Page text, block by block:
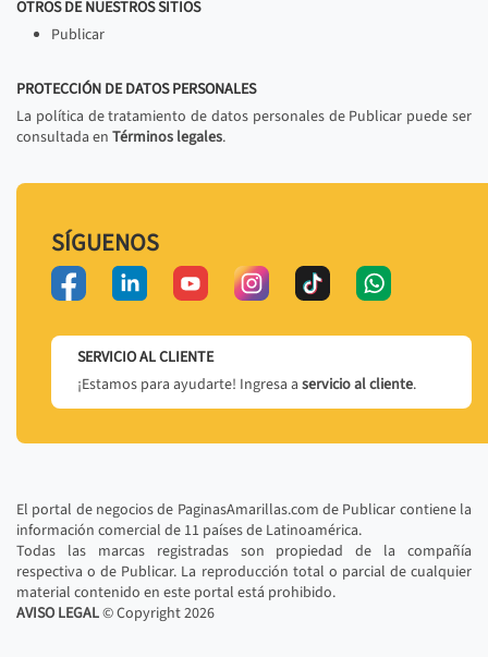
OTROS DE NUESTROS SITIOS
Publicar
PROTECCIÓN DE DATOS PERSONALES
La política de tratamiento de datos personales de Publicar puede ser
consultada en Términos legales.
SÍGUENOS
SERVICIO AL CLIENTE
¡Estamos para ayudarte! Ingresa a servicio al cliente.
El portal de negocios de PaginasAmarillas.com de Publicar contiene la
información comercial de 11 países de Latinoamérica.
Todas las marcas registradas son propiedad de la compañía
respectiva o de Publicar. La reproducción total o parcial de cualquier
material contenido en este portal está prohibido.
AVISO LEGAL© Copyright2026